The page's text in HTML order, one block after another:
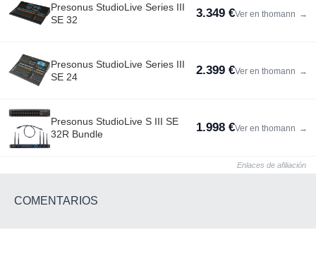
Presonus StudioLive Series III
SE 32
3.349 €Ver en thomann →
Presonus StudioLive Series III
SE 24
2.399 €Ver en thomann →
Presonus StudioLive S III SE
32R Bundle
1.998 €Ver en thomann →
Enlaces de afiliación
COMENTARIOS